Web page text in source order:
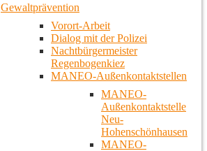
Gewaltprävention
Vorort-Arbeit
Dialog mit der Polizei
Nachtbürgermeister
Regenbogenkiez
MANEO-Außenkontaktstellen
MANEO-
Außenkontaktstelle
Neu-
Hohenschönhausen
MANEO-